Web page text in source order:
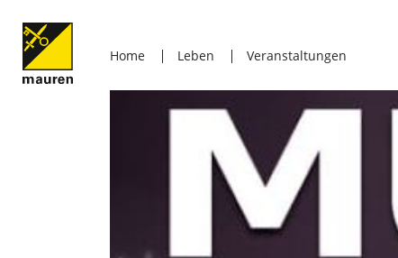
Home Leben Veranstaltungen